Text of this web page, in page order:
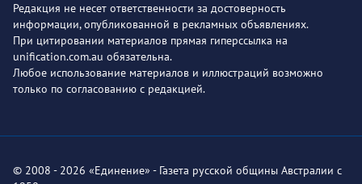
Редакция не несет ответственности за достоверность
информации, опубликованной в рекламных объявлениях.
При цитировании материалов прямая гиперссылка на
unification.com.au обязательна.
Любое использование материалов и иллюстраций возможно
только по согласованию с редакцией.
© 2008 - 2026 «Единение» - Газета русской общины Австралии с